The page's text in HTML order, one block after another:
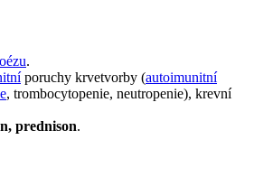
.
poruchy krvetvorby (autoimunitní
, trombocytopenie, neutropenie), krevní
prednison.